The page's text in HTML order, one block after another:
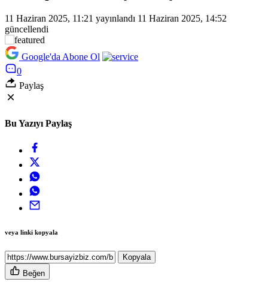
11 Haziran 2025, 11:21 yayınlandı 11 Haziran 2025, 14:52
güncellendi
Google'da Abone Ol
0
Paylaş
Bu Yazıyı Paylaş
veya linki kopyala
Kopyala
Beğen